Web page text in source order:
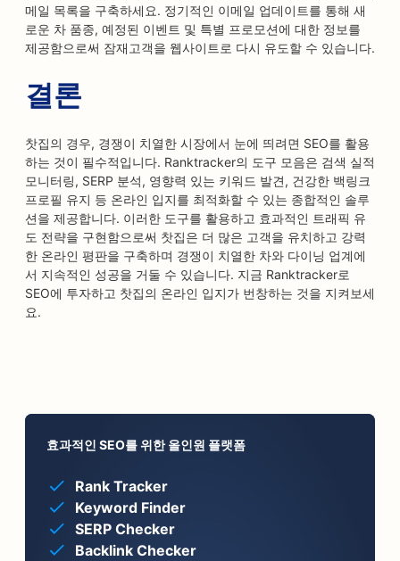
메일 목록을 구축하세요. 정기적인 이메일 업데이트를 통해 새
로운 차 품종, 예정된 이벤트 및 특별 프로모션에 대한 정보를
제공함으로써 잠재고객을 웹사이트로 다시 유도할 수 있습니다.
결론
찻집의 경우, 경쟁이 치열한 시장에서 눈에 띄려면 SEO를 활용
하는 것이 필수적입니다. Ranktracker의 도구 모음은 검색 실적
모니터링, SERP 분석, 영향력 있는 키워드 발견, 건강한 백링크
프로필 유지 등 온라인 입지를 최적화할 수 있는 종합적인 솔루
션을 제공합니다. 이러한 도구를 활용하고 효과적인 트래픽 유
도 전략을 구현함으로써 찻집은 더 많은 고객을 유치하고 강력
한 온라인 평판을 구축하며 경쟁이 치열한 차와 다이닝 업계에
서 지속적인 성공을 거둘 수 있습니다. 지금 Ranktracker로
SEO에 투자하고 찻집의 온라인 입지가 번창하는 것을 지켜보세
요.
효과적인 SEO를 위한 올인원 플랫폼
Rank Tracker
Keyword Finder
SERP Checker
Backlink Checker